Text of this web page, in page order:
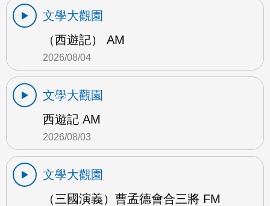
文學大觀園
（西遊記） AM
2026/08/04
文學大觀園
西遊記 AM
2026/08/03
文學大觀園
（三國演義）曹孟德會合三將 FM